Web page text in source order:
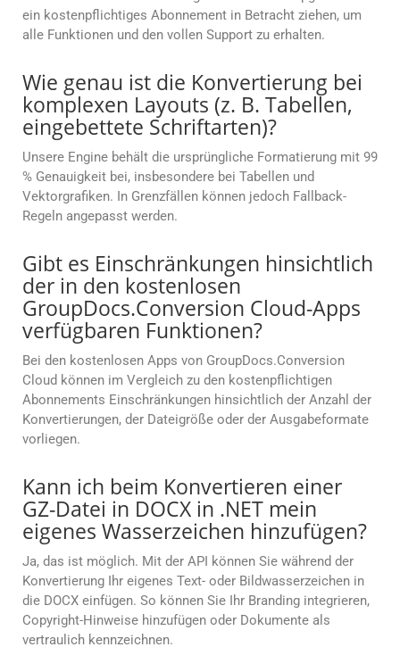
ein kostenpflichtiges Abonnement in Betracht ziehen, um
alle Funktionen und den vollen Support zu erhalten.
Wie genau ist die Konvertierung bei
komplexen Layouts (z. B. Tabellen,
eingebettete Schriftarten)?
Unsere Engine behält die ursprüngliche Formatierung mit 99
% Genauigkeit bei, insbesondere bei Tabellen und
Vektorgrafiken. In Grenzfällen können jedoch Fallback-
Regeln angepasst werden.
Gibt es Einschränkungen hinsichtlich
der in den kostenlosen
GroupDocs.Conversion Cloud-Apps
verfügbaren Funktionen?
Bei den kostenlosen Apps von GroupDocs.Conversion
Cloud können im Vergleich zu den kostenpflichtigen
Abonnements Einschränkungen hinsichtlich der Anzahl der
Konvertierungen, der Dateigröße oder der Ausgabeformate
vorliegen.
Kann ich beim Konvertieren einer
GZ-Datei in DOCX in .NET mein
eigenes Wasserzeichen hinzufügen?
Ja, das ist möglich. Mit der API können Sie während der
Konvertierung Ihr eigenes Text- oder Bildwasserzeichen in
die DOCX einfügen. So können Sie Ihr Branding integrieren,
Copyright-Hinweise hinzufügen oder Dokumente als
vertraulich kennzeichnen.